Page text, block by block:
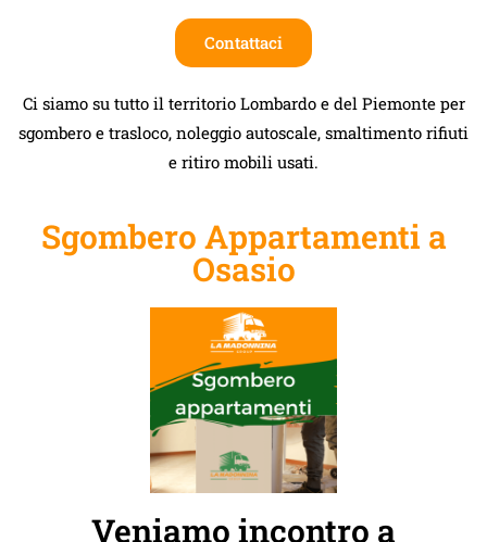
Contattaci
Ci siamo su tutto il territorio Lombardo e del Piemonte per
sgombero e trasloco, noleggio autoscale, smaltimento rifiuti
e ritiro mobili usati.
Sgombero Appartamenti a
Osasio
Veniamo incontro a